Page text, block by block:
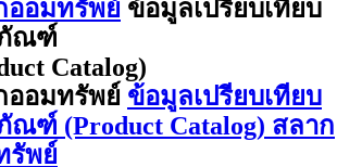
ออมทรัพย์ ข้อมูลเปรียบเทียบ
ณฑ์
Catalog)
ออมทรัพย์ ข้อมูลเปรียบเทียบ
ณฑ์ (Product Catalog) สลาก
รัพย์